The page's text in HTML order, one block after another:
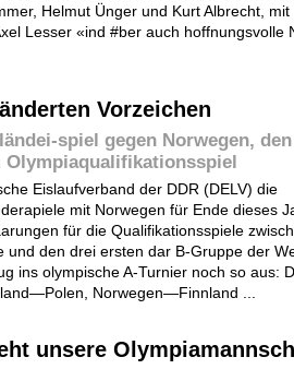
Helmut Ünger und Kurt Albrecht,
Lesser «ind #ber auch hoffnungsvolle
Vorzeichen
spiel gegen Norwegen,
Olympiaqualifikationsspiel
Eislaufverband der DDR (DELV) die
mit Norwegen für Ende dieses
für die Qualifikationsspiele
und den drei ersten dar B-Gruppe der
ins olympische A-Turnier noch so aus:
Norwegen—Finnland ...
unsere